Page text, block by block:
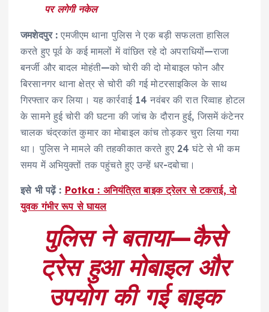
पर लगेगी नकेल
जमशेदपुर : एमजीएम थाना पुलिस ने एक बड़ी सफलता हासिल
करते हुए पूर्व के कई मामलों में वांछित रहे दो अपराधियों—राजा
बनर्जी और बादल मोहंती—को चोरी की दो मोबाइल फोन और
बिरसानगर थाना क्षेत्र से चोरी की गई मोटरसाइकिल के साथ
गिरफ्तार कर लिया। यह कार्रवाई 14 नवंबर की रात रिव्वाह होटल
के सामने हुई चोरी की घटना की जांच के दौरान हुई, जिसमें कंटेनर
चालक चंद्रकांत कुमार का मोबाइल कांच तोड़कर चुरा लिया गया
था। पुलिस ने मामले की तहकीकात करते हुए 24 घंटे से भी कम
समय में अभियुक्तों तक पहुंचते हुए उन्हें धर-दबोचा।
इसे भी पढ़ें : Potka : अनियंत्रित बाइक ट्रेलर से टकराई, दो
युवक गंभीर रूप से घायल
पुलिस ने बताया—कैसे
ट्रेस हुआ मोबाइल और
उपयोग की गई बाइक